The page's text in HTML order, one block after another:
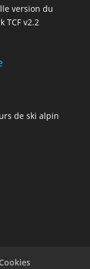
version du
TCF v2.2
de ski alpin
Cookies